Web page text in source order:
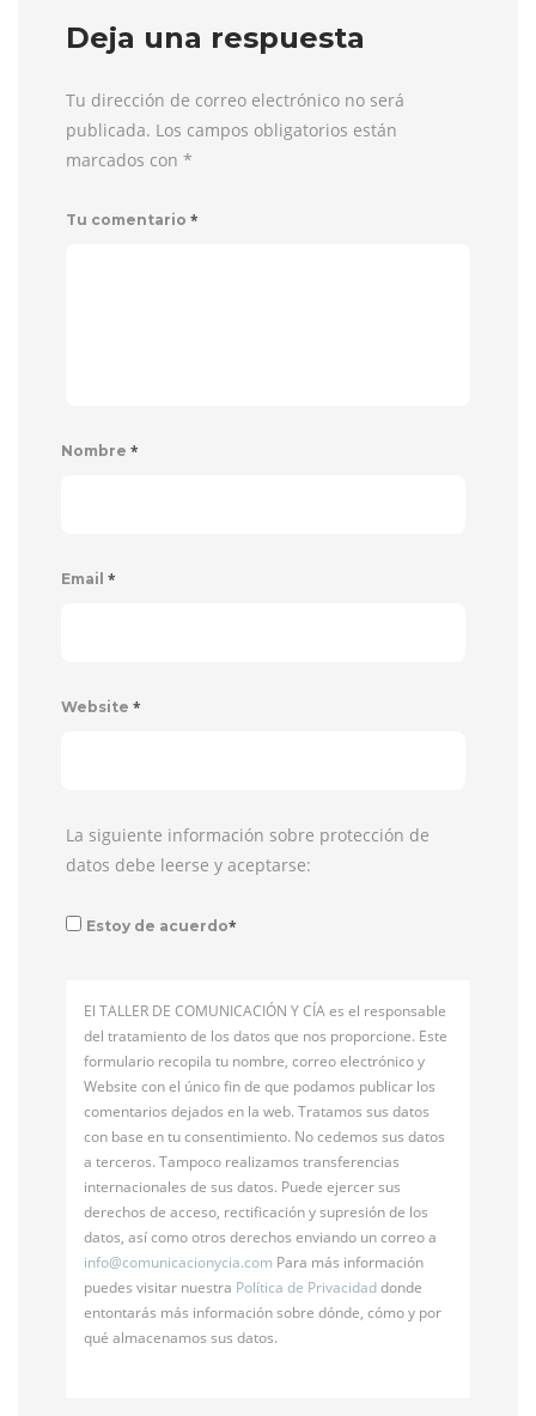
Deja una respuesta
Tu dirección de correo electrónico no será
publicada. Los campos obligatorios están
marcados con *
Tu comentario *
Nombre *
Email *
Website *
La siguiente información sobre protección de
datos debe leerse y aceptarse:
Estoy de acuerdo*
El TALLER DE COMUNICACIÓN Y CÍA es el responsable
del tratamiento de los datos que nos proporcione. Este
formulario recopila tu nombre, correo electrónico y
Website con el único fin de que podamos publicar los
comentarios dejados en la web. Tratamos sus datos
con base en tu consentimiento. No cedemos sus datos
a terceros. Tampoco realizamos transferencias
internacionales de sus datos. Puede ejercer sus
derechos de acceso, rectificación y supresión de los
datos, así como otros derechos enviando un correo a
info@comunicacionycia.com Para más información
puedes visitar nuestra Política de Privacidaddonde
entontarás más información sobre dónde, cómo y por
qué almacenamos sus datos.